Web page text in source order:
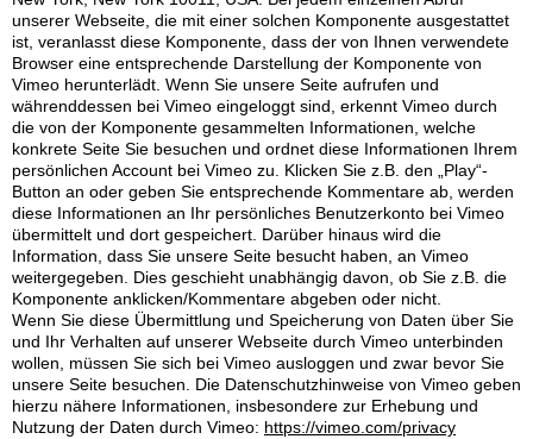
unserer Webseite, die mit einer solchen Komponente ausgestattet
ist, veranlasst diese Komponente, dass der von Ihnen verwendete
Browser eine entsprechende Darstellung der Komponente von
Vimeo herunterlädt. Wenn Sie unsere Seite aufrufen und
währenddessen bei Vimeo eingeloggt sind, erkennt Vimeo durch
die von der Komponente gesammelten Informationen, welche
konkrete Seite Sie besuchen und ordnet diese Informationen Ihrem
persönlichen Account bei Vimeo zu. Klicken Sie z.B. den „Play“-
Button an oder geben Sie entsprechende Kommentare ab, werden
diese Informationen an Ihr persönliches Benutzerkonto bei Vimeo
übermittelt und dort gespeichert. Darüber hinaus wird die
Information, dass Sie unsere Seite besucht haben, an Vimeo
weitergegeben. Dies geschieht unabhängig davon, ob Sie z.B. die
Komponente anklicken/Kommentare abgeben oder nicht.
Wenn Sie diese Übermittlung und Speicherung von Daten über Sie
und Ihr Verhalten auf unserer Webseite durch Vimeo unterbinden
wollen, müssen Sie sich bei Vimeo ausloggen und zwar bevor Sie
unsere Seite besuchen. Die Datenschutzhinweise von Vimeo geben
hierzu nähere Informationen, insbesondere zur Erhebung und
Nutzung der Daten durch Vimeo: https://vimeo.com/privacy